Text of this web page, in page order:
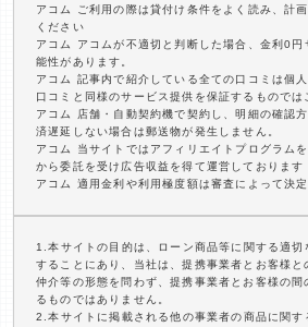
アコム ご利用の際は貸付け条件をよく読み、計
ください
アコム アコムが不適切と判断した場合、金利0
能性があります。
アコム 記事内で紹介している全ての口コミは個
口コミと同様のサービス提供を保証するものでは
アコム 店舗・自動契約機で契約し、明細の確認
済遅延しない場合は郵送物が発生しません。
アコム 当サイトではアフィリエイトプログラム
から委託を受け広告収益を得て運営しております
アコム 適用金利や利用極度額は審査によって決
1.本サイトの目的は、ローン商品等に関する適切
することにあり、当社は、提携事業者とお客様と
仲介等の形態を問わず、提携事業者とお客様の
るものではありません。
2.本サイトに掲載される他の事業者の商品に関す